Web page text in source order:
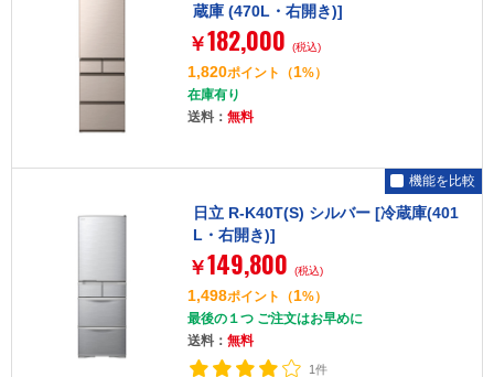
蔵庫 (470L・右開き)]
￥182,000 (税込)
1,820ポイント （1%）
在庫有り
送料： 無料
日立 R-K40T(S) シルバー [冷蔵庫(401
L・右開き)]
￥149,800 (税込)
1,498ポイント （1%）
最後の１つ ご注文はお早めに
送料： 無料
1件
機能を比較